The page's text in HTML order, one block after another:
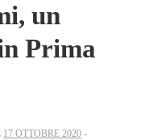
un
Prima
17 OTTOBRE 2020